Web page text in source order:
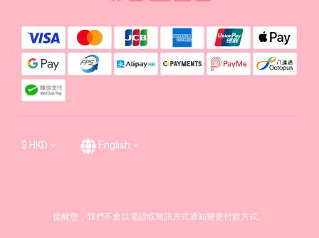
$ HKD English
提醒您，我們不會以電話或簡訊方式通知變更付款方式。